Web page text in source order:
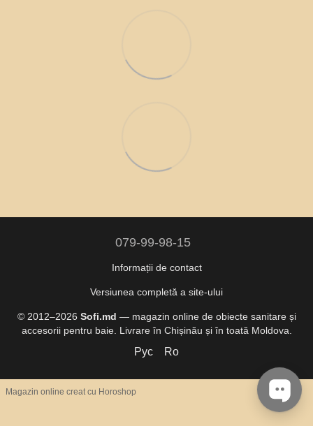
079-99-98-15
Informații de contact
Versiunea completă a site-ului
© 2012–2026 Sofi.md — magazin online de obiecte sanitare și
accesorii pentru baie. Livrare în Chișinău și în toată Moldova.
Рус Ro
Magazin online creat cu Horoshop